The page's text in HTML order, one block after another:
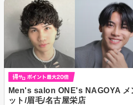
Men's salon ONE's NAGOYA メ
ット/眉毛/名古屋栄店